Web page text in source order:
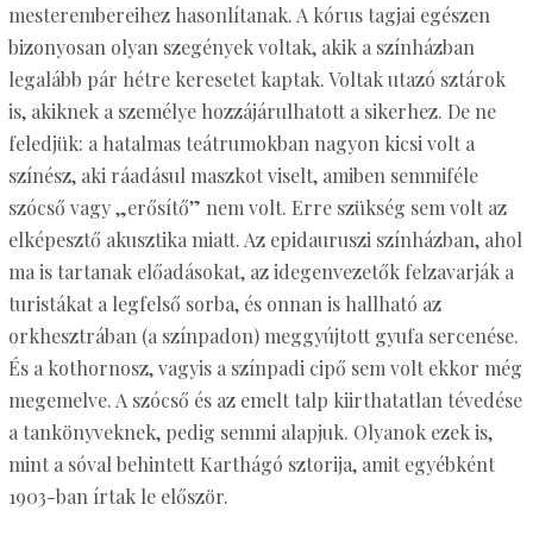
mesterembereihez hasonlítanak. A kórus tagjai egészen
bizonyosan olyan szegények voltak, akik a színházban
legalább pár hétre keresetet kaptak. Voltak utazó sztárok
is, akiknek a személye hozzájárulhatott a sikerhez. De ne
feledjük: a hatalmas teátrumokban nagyon kicsi volt a
színész, aki ráadásul maszkot viselt, amiben semmiféle
szócső vagy „erősítő” nem volt. Erre szükség sem volt az
elképesztő akusztika miatt. Az epidauruszi színházban, ahol
ma is tartanak előadásokat, az idegenvezetők felzavarják a
turistákat a legfelső sorba, és onnan is hallható az
orkhesztrában (a színpadon) meggyújtott gyufa sercenése.
És a kothornosz, vagyis a színpadi cipő sem volt ekkor még
megemelve. A szócső és az emelt talp kiirthatatlan tévedése
a tankönyveknek, pedig semmi alapjuk. Olyanok ezek is,
mint a sóval behintett Karthágó sztorija, amit egyébként
1903-ban írtak le először.